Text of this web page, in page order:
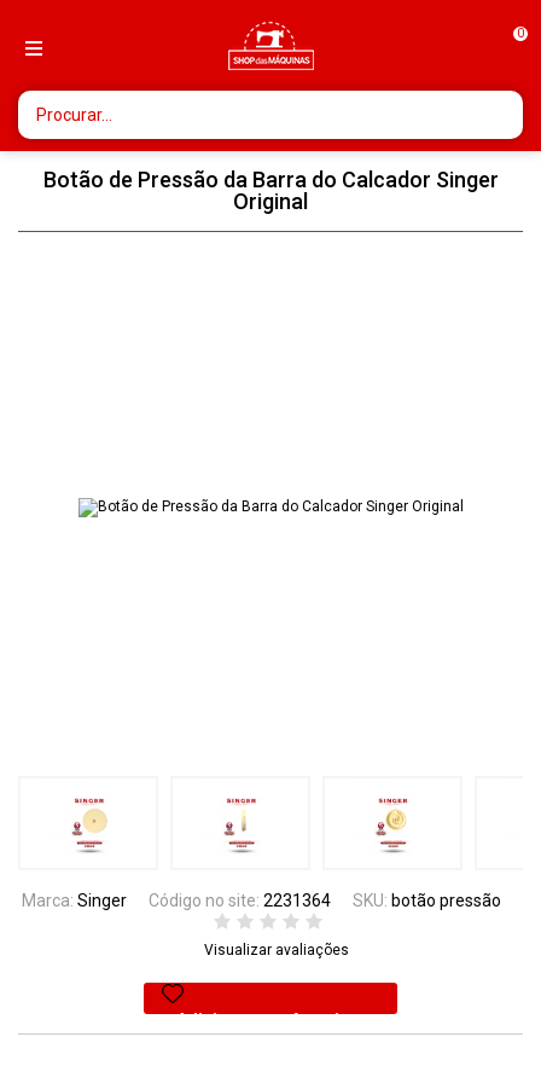
0
Botão de Pressão da Barra do Calcador Singer
Original
Marca: Singer Código no site: 2231364 SKU: botão pressão
Visualizar avaliações
Adicionar aos favoritos